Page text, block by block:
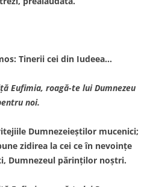
Tinerii cei din Iudeea…
Eufimia, roagă-te lui Dumnezeu
noi.
Dumnezeieştilor mucenici;
zidirea la cei ce în nevoinţe
Dumnezeul părinţilor noştri.